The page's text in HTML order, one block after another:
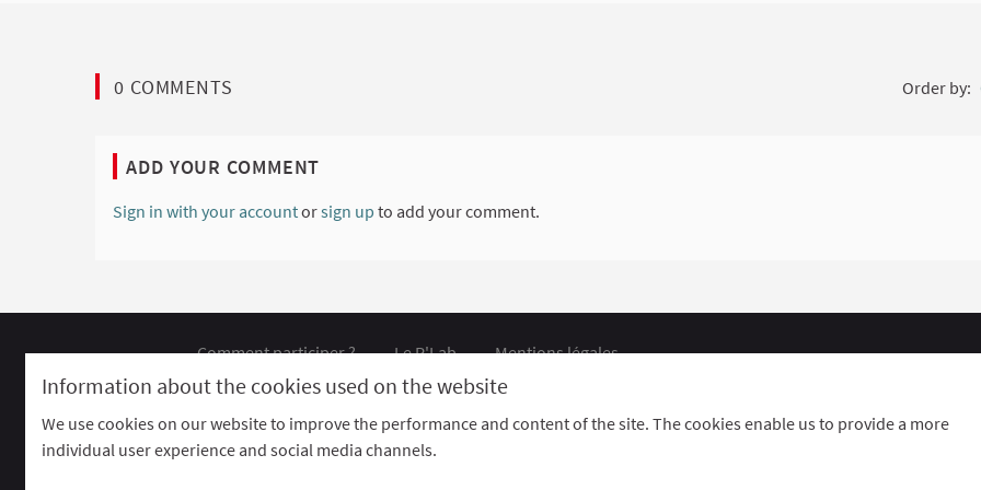
Information about the cookies used on the website
We use cookies on our website to improve the performance and content of the site. The cookies enable us to provide a more
individual user experience and social media channels.
0 COMMENTS Order by:
ADD YOUR COMMENT
Sign in with your accountorsign up to add your comment.
Comment participer ? Le R'Lab
Mentions légales
Default title for terms-and-conditions
Contacts
Website made withfree software